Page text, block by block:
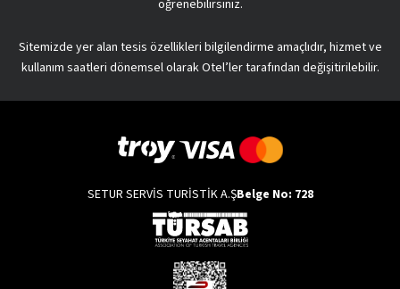
öğrenebilirsiniz.
Sitemizde yer alan tesis özellikleri bilgilendirme amaçlıdır, hizmet ve
kullanım saatleri dönemsel olarak Otel’ler tarafından değişitirilebilir.
SETUR SERVİS TURİSTİK A.ŞBelge No: 728